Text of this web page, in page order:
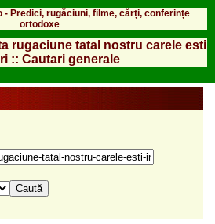
- Predici, rugăciuni, filme, cărți, conferințe
ortodoxe
rugaciune tatal nostru carele esti
:: Cautari generale